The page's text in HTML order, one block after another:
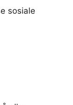
sosiale